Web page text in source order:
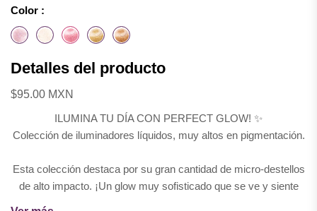
Color :
Detalles del producto
$95.00 MXN
ILUMINA TU DÍA CON PERFECT GLOW! ✨
Colección de iluminadores líquidos, muy altos en pigmentación.
Esta colección destaca por su gran cantidad de micro-destellos
de alto impacto. ¡Un glow muy sofisticado que se ve y siente